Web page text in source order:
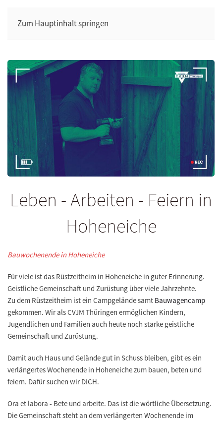
Zum Hauptinhalt springen
Leben - Arbeiten - Feiern in
Hoheneiche
Bauwochenende in Hoheneiche
Für viele ist das Rüstzeitheim in Hoheneiche in guter Erinnerung.
Geistliche Gemeinschaft und Zurüstung über viele Jahrzehnte.
Zu dem Rüstzeitheim ist ein Campgelände samt Bauwagencamp
gekommen. Wir als CVJM Thüringen ermöglichen Kindern,
Jugendlichen und Familien auch heute noch starke geistliche
Gemeinschaft und Zurüstung.
Damit auch Haus und Gelände gut in Schuss bleiben, gibt es ein
verlängertes Wochenende in Hoheneiche zum bauen, beten und
feiern. Dafür suchen wir DICH.
Ora et labora - Bete und arbeite. Das ist die wörtliche Übersetzung.
Die Gemeinschaft steht an dem verlängerten Wochenende im